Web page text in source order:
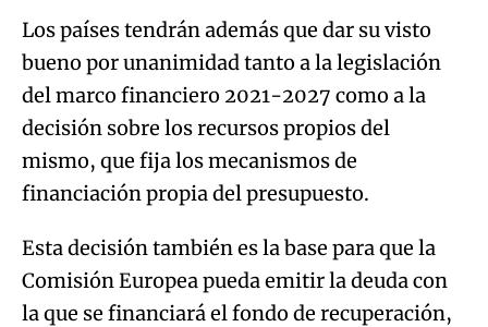
Los países tendrán además que dar su visto
bueno por unanimidad tanto a la legislación
del marco financiero 2021-2027 como a la
decisión sobre los recursos propios del
mismo, que fija los mecanismos de
financiación propia del presupuesto.
Esta decisión también es la base para que la
Comisión Europea pueda emitir la deuda con
la que se financiará el fondo de recuperación,